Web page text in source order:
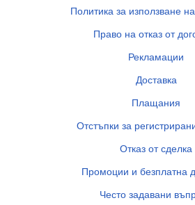
Политика за използване
Право на отказ от
Рекламации
Доставка
Плащания
Отстъпки за
Отказ от сделка
Промоции и безплатна
Често задавани